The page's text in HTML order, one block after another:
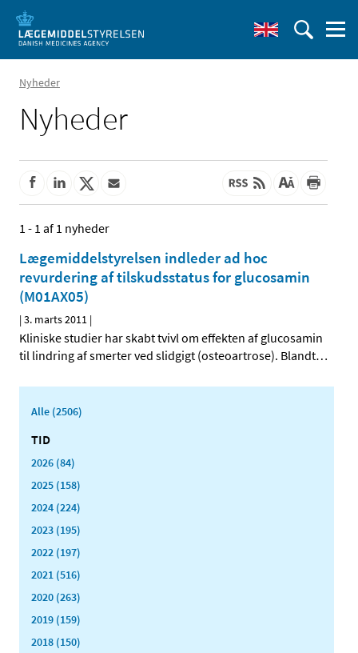
Nyheder
Nyheder
1 - 1 af 1 nyheder
Lægemiddelstyrelsen indleder ad hoc
revurdering af tilskudsstatus for glucosamin
(M01AX05)
|3. marts 2011 |
Kliniske studier har skabt tvivl om effekten af glucosamin
til lindring af smerter ved slidgigt (osteoartrose). Blandt…
Alle (2506)
TID
2026 (84)
2025 (158)
2024 (224)
2023 (195)
2022 (197)
2021 (516)
2020 (263)
2019 (159)
2018 (150)